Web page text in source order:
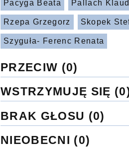
Pacyga Beata Pallach
Rzepa Grzegorz Skopek
Szyguła- Ferenc Renata
PRZECIW (0)
WSTRZYMUJĘ SIĘ
BRAK GŁOSU (0)
NIEOBECNI (0)